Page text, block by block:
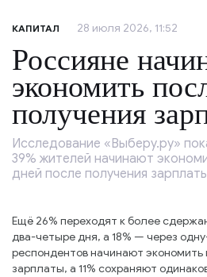
КАПИТАЛ 28 июля 2026, 11:52
Россияне
экономить
получения
Исследование «Выберу.ру»
39% жителей начинают
дней после получения
Ещё 26% переходят к более
два-четыре дня, а 18% — через
респондентов начинают экономить
зарплаты, а 11% сохраняют